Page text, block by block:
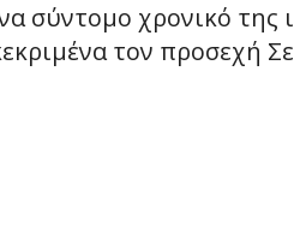
χρονικό της
τον προσεχή